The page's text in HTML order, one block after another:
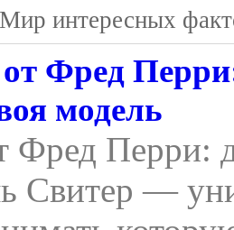
Мир интересных
Фред
модель
Фред Перри:
Свитер —